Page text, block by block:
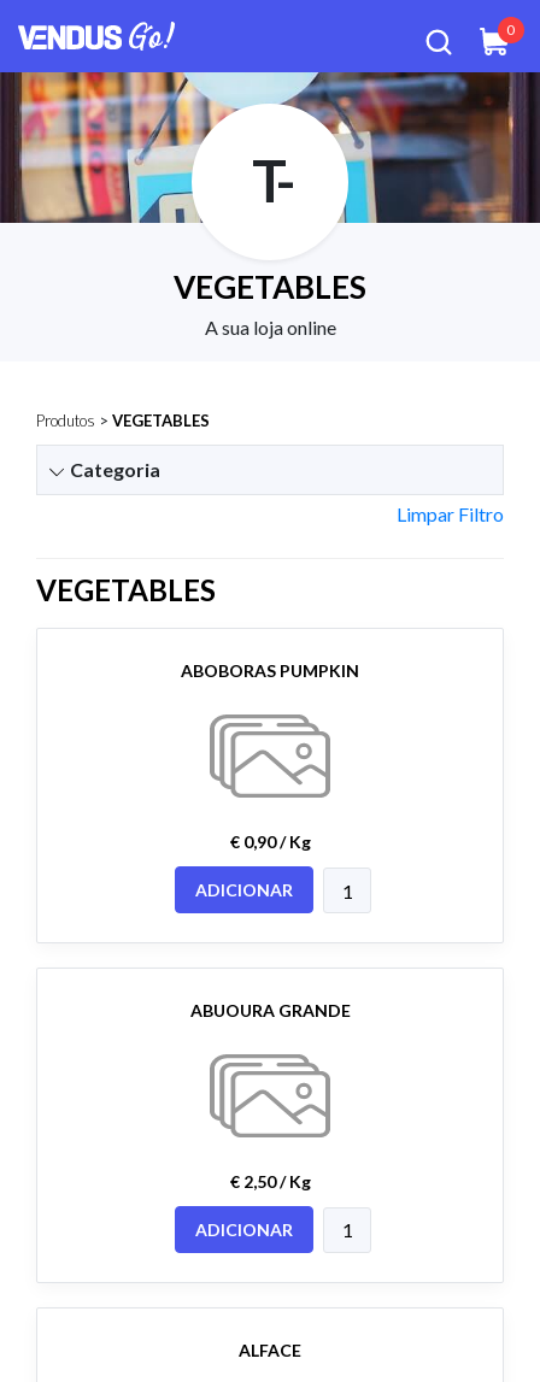
0
T-
VEGETABLES
A sua loja online
Produtos > VEGETABLES
Categoria
Limpar Filtro
VEGETABLES
ABOBORAS PUMPKIN
€ 0,90 / Kg
ADICIONAR
ABUOURA GRANDE
€ 2,50 / Kg
ADICIONAR
ALFACE